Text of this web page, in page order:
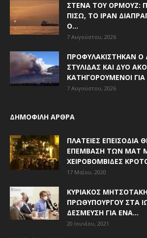
ΣΤΕΝΆ ΤΟΥ ΟΡΜΟΎΖ:
ΠΊΣΩ, ΤΟ ΙΡΆΝ
Ο...
7 Αυγούστου, 2026
ΠΡΟΦΥΛΑΚΊΣΤΗΚΑΝ
ΣΤΥΛΊΔΑΣ ΚΑΙ ΔΎΟ
ΚΑΤΗΓΟΡΟΎΜΕΝΟΙ ΓΙΑ
7 Αυγούστου, 2026
ΔΗΜΟΦΙΛΗ ΑΡΘΡΑ
ΠΛΑΤΕΊΕΣ ΕΠΕΙΣΌΔΙΑ
ΕΠΈΜΒΑΣΗ ΤΩΝ ΜΑΤ
ΧΕΙΡΟΒΟΜΒΊΔΕΣ
17 Μαΐου, 2020
ΚΥΡΙΆΚΟΣ
ΠΡΩΘΥΠΟΥΡΓΟΎ ΣΤΑ
ΔΈΣΜΕΥΣΗ ΓΙΑ ΈΝΑ...
20 Ιουνίου, 2021